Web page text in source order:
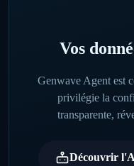
Vos
Genwave Agent est
privilégie la
transparente,
Découvrir